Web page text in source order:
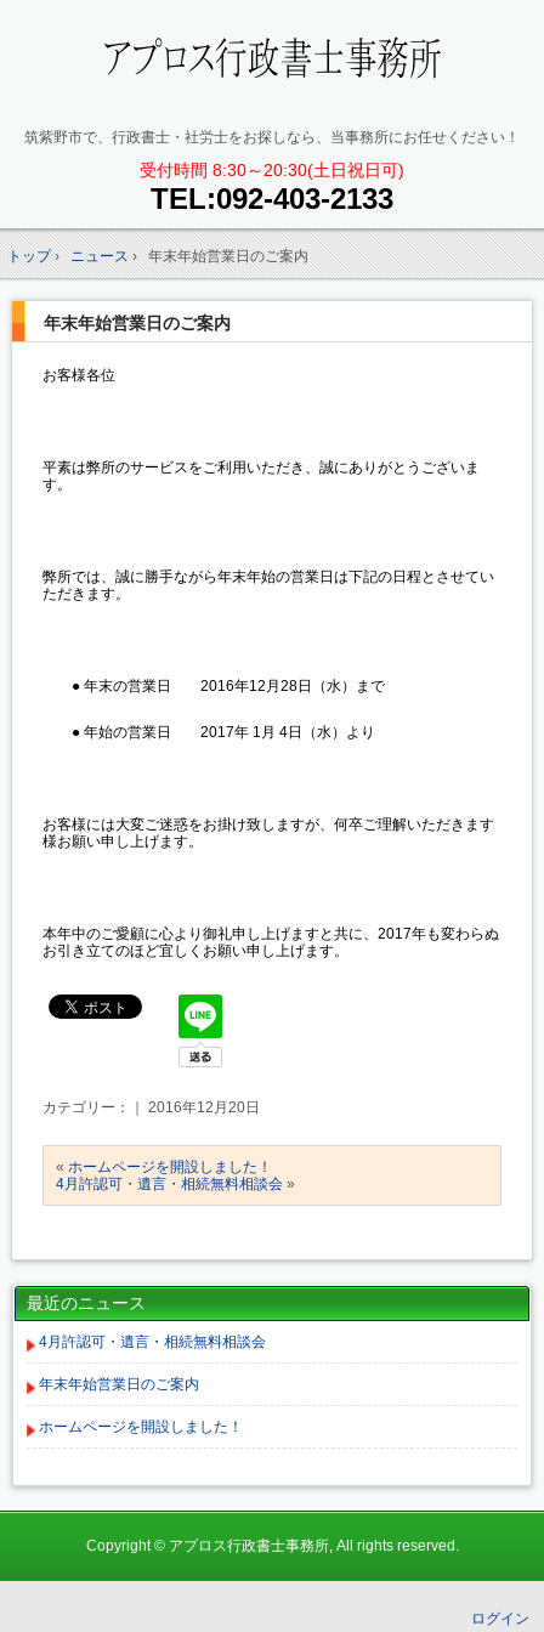
筑紫野市で、行政書士・社労士をお探しなら、当事務所にお任せください！
受付時間 8:30～20:30(土日祝日可)
TEL:092-403-2133
トップ› ニュース› 年末年始営業日のご案内
年末年始営業日のご案内
お客様各位
平素は弊所のサービスをご利用いただき、誠にありがとうございま
す。
弊所では、誠に勝手ながら年末年始の営業日は下記の日程とさせてい
ただきます。
● 年末の営業日 2016年12月28日（水）まで
● 年始の営業日 2017年 1月 4日（水）より
お客様には大変ご迷惑をお掛け致しますが、何卒ご理解いただきます
様お願い申し上げます。
本年中のご愛顧に心より御礼申し上げますと共に、2017年も変わらぬ
お引き立てのほど宜しくお願い申し上げます。
カテゴリー：｜ 2016年12月20日
« ホームページを開設しました！
4月許認可・遺言・相続無料相談会 »
最近のニュース
4月許認可・遺言・相続無料相談会
年末年始営業日のご案内
ホームページを開設しました！
Copyright © アプロス行政書士事務所, All rights reserved.
ログイン